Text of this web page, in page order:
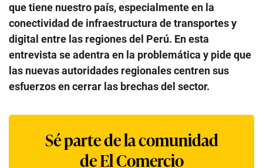
que tiene nuestro país, especialmente en la
conectividad de infraestructura de transportes y
digital entre las regiones del Perú. En esta
entrevista se adentra en la problemática y pide que
las nuevas autoridades regionales centren sus
esfuerzos en cerrar las brechas del sector.